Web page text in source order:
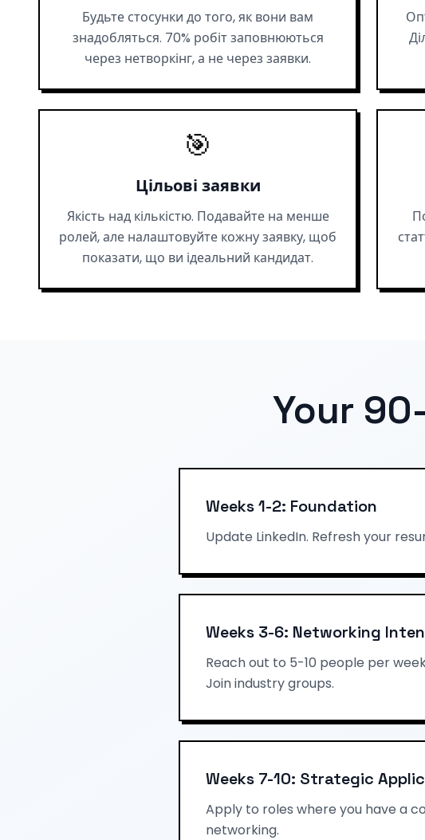
Будьте стосунки до того, як вони вам
знадобляться. 70% робіт заповнюються
через нетворкінг, а не через заявки.
🎯
Цільові заявки
Якість над кількістю. Подавайте на менше
ролей, але налаштовуйте кожну заявку, щоб
показати, що ви ідеальний кандидат.
Your
Weeks 1-2: Foundation
Update LinkedIn. Refresh your
Weeks 3-6: Networking
Reach out to 5-10 people per
Join industry groups.
Weeks 7-10: Strategic
Apply to roles where you have a
networking.